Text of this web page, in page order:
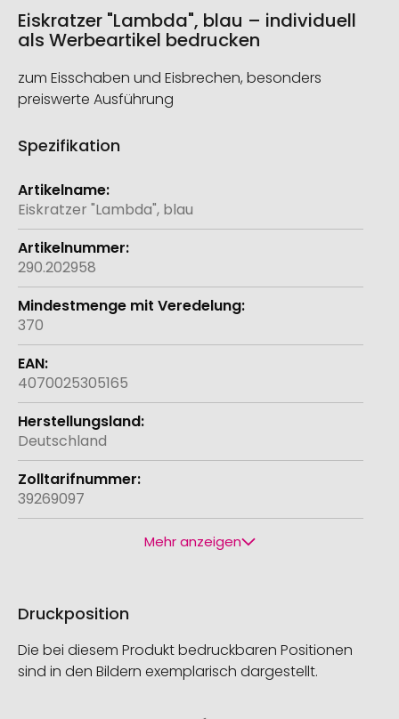
Eiskratzer "Lambda", blau – individuell
als Werbeartikel bedrucken
zum Eisschaben und Eisbrechen, besonders
preiswerte Ausführung
Spezifikation
Weitere
Informationen
Eiskratzer "Lambda", blau
290.202958
370
4070025305165
Deutschland
39269097
Mehr anzeigen
Druckposition
Die bei diesem Produkt bedruckbaren Positionen
sind in den Bildern exemplarisch dargestellt.